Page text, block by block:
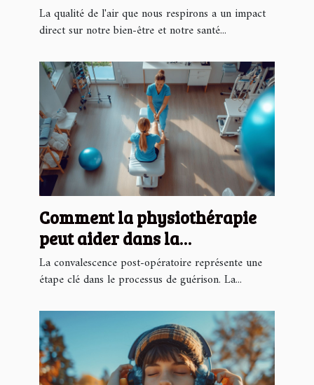
et des conseils pratiques pour
s'en protéger
La qualité de l'air que nous respirons a un impact
direct sur notre bien-être et notre santé...
Comment la physiothérapie
peut aider dans la
récupération post-opératoire
La convalescence post-opératoire représente une
étape clé dans le processus de guérison. La...